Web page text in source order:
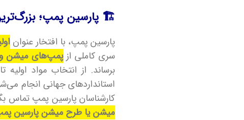
🏗️ پارسین پمپ؛
پارسین پمپ، با افتخار عنوان
سری کاملی ازپمپ‌های میشن
برساند. از انتخاب مواد
استانداردهای جهانی انجام
کارشناسان پارسین پمپ تماس
میشن یا طرح میشن پارسین